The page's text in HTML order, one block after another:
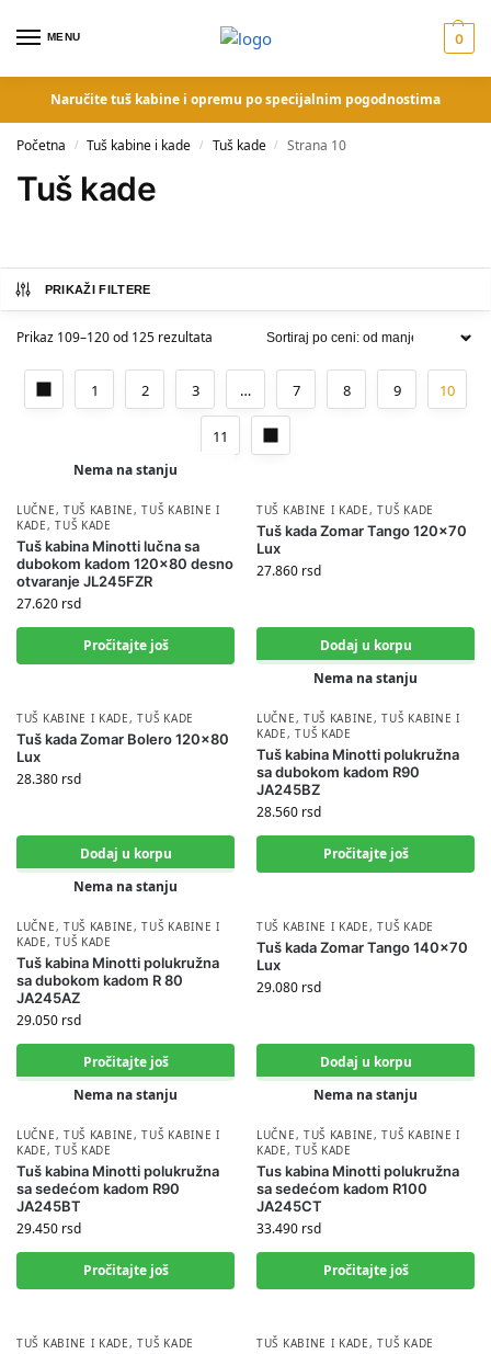
MENU 0
Naručite tuš kabine i opremu po specijalnim pogodnostima
Početna / Tuš kabine i kade / Tuš kade / Strana 10
Tuš kade
PRIKAŽI FILTERE
Prikaz 109–120 od 125 rezultata
1 2 3 … 7 8 9 10
11
Nema na stanju
LUČNE, TUŠ KABINE,TUŠ KABINE I
KADE,TUŠ KADE
Tuš kabina Minotti lučna sa
dubokom kadom 120×80 desno
otvaranje JL245FZR
27.620 rsd
Pročitajte još
TUŠ KABINE I KADE,TUŠ KADE
Tuš kada Zomar Tango 120×70
Lux
27.860 rsd
Dodaj u korpu
TUŠ KABINE I KADE,TUŠ KADE
Tuš kada Zomar Bolero 120×80
Lux
28.380 rsd
Dodaj u korpu
Nema na stanju
LUČNE, TUŠ KABINE,TUŠ KABINE I
KADE,TUŠ KADE
Tuš kabina Minotti polukružna
sa dubokom kadom R90
JA245BZ
28.560 rsd
Pročitajte još
Nema na stanju
LUČNE, TUŠ KABINE,TUŠ KABINE I
KADE,TUŠ KADE
Tuš kabina Minotti polukružna
sa dubokom kadom R 80
JA245AZ
29.050 rsd
Pročitajte još
TUŠ KABINE I KADE,TUŠ KADE
Tuš kada Zomar Tango 140×70
Lux
29.080 rsd
Dodaj u korpu
Nema na stanju
LUČNE, TUŠ KABINE,TUŠ KABINE I
KADE,TUŠ KADE
Tuš kabina Minotti polukružna
sa sedećom kadom R90
JA245BT
29.450 rsd
Pročitajte još
Nema na stanju
LUČNE, TUŠ KABINE,TUŠ KABINE I
KADE,TUŠ KADE
Tus kabina Minotti polukružna
sa sedećom kadom R100
JA245CT
33.490 rsd
Pročitajte još
TUŠ KABINE I KADE,TUŠ KADE TUŠ KABINE I KADE,TUŠ KADE